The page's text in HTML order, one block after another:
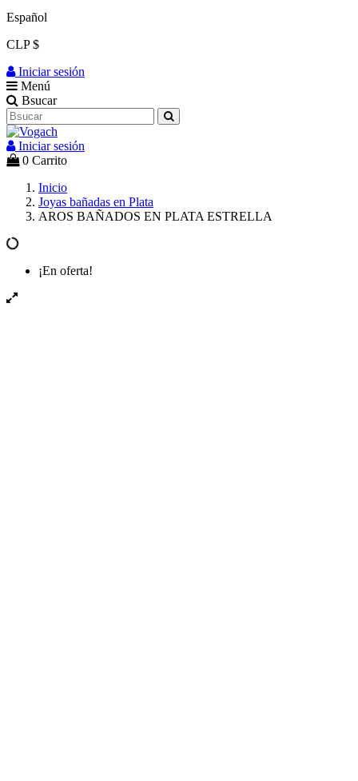
Español
CLP $
Iniciar sesión
Menú
Bsucar
Iniciar sesión
0 Carrito
Inicio
Joyas bañadas en Plata
AROS BAÑADOS EN PLATA ESTRELLA
¡En oferta!